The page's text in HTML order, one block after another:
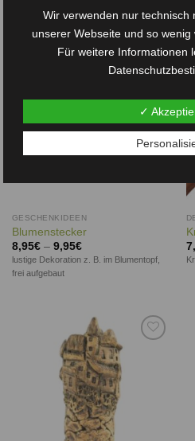
Auf die
Wunschliste
GESCHENKIDEEN
Blumenstecker
8,95€– 9,95€
lustige Dekoration z. B. im Blumentopf,
frei aufgebaut
Auf die
Wunschliste
Wir verwenden nur technisch
unserer Webseite und so wenig
Für weitere Informationen
✓